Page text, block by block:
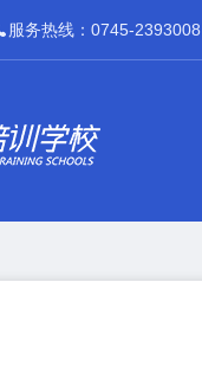
服务热线：0745-2393008